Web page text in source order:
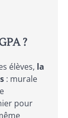
?
élèves, la
: murale
pour